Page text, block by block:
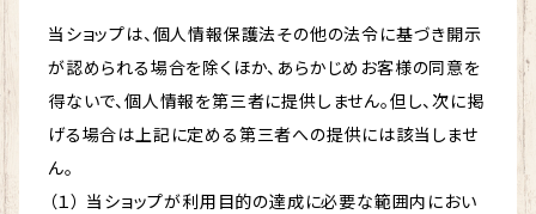
当ショップは、個人情報保護法その他の法令に基づき開示
が認められる場合を除くほか、あらかじめお客様の同意を
得ないで、個人情報を第三者に提供しません。但し、次に掲
げる場合は上記に定める第三者への提供には該当しませ
ん。
（１） 当ショップが利用目的の達成に必要な範囲内におい